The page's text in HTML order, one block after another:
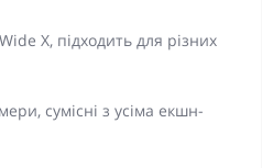
X, підходить для різних
сумісні з усіма екшн-